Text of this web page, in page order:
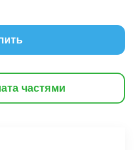
частями
вам необхідно
дорівнює